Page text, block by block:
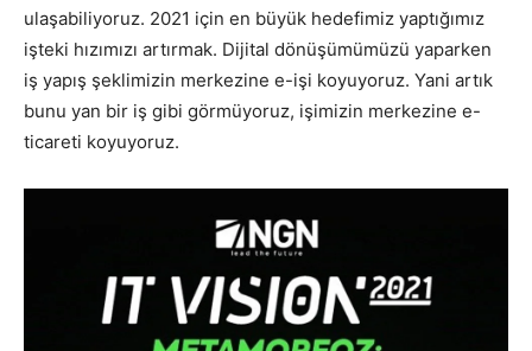
ulaşabiliyoruz. 2021 için en büyük hedefimiz yaptığımız
işteki hızımızı artırmak. Dijital dönüşümümüzü yaparken
iş yapış şeklimizin merkezine e-işi koyuyoruz. Yani artık
bunu yan bir iş gibi görmüyoruz, işimizin merkezine e-
ticareti koyuyoruz.